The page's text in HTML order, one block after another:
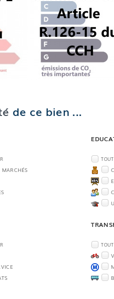
de ce bien ...
MARCHÉS